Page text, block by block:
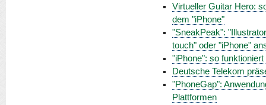
Virtueller Guitar Hero:
dem "iPhone"
"SneakPeak":
touch" oder "iPhone"
"iPhone": so
Deutsche Telekom
"PhoneGap":
Plattformen